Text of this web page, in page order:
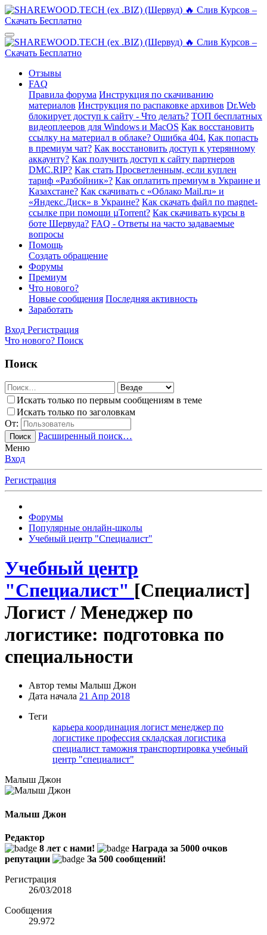
Отзывы
FAQ
Правила форума Инструкция по скачиванию
материалов Инструкция по распаковке архивов Dr.Web
блокирует доступ к сайту - Что делать? ТОП бесплатных
видеоплееров для Windows и MacOS Как восстановить
ссылку на материал в облаке? Ошибка 404. Как попасть
в премиум чат? Как восстановить доступ к утерянному
аккаунту? Как получить доступ к сайту партнеров
DMC.RIP? Как стать Просветленным, если куплен
тариф «Разбойник»? Как оплатить премиум в Украине и
Казахстане? Как скачивать с «Облако Mail.ru» и
«Яндекс.Диск» в Украине? Как скачать файл по magnet-
ссылке при помощи µTorrent? Как скачивать курсы в
боте Шервуда? FAQ - Ответы на часто задаваемые
вопросы
Помощь
Создать обращение
Форумы
Премиум
Что нового?
Новые сообщения Последняя активность
Заработать
Вход Регистрация
Что нового? Поиск
Поиск
Искать только по первым сообщениям в теме
Искать только по заголовкам
От:
Поиск
Расширенный поиск…
Меню
Вход
Регистрация
Форумы
Популярные онлайн-школы
Учебный центр "Специалист"
Учебный центр
"Специалист" [Специалист]
Логист / Менеджер по
логистике: подготовка по
специальности
Автор темы Малыш Джон
Дата начала 21 Апр 2018
Теги
карьера координация логист менеджер по
логистике профессия складская логистика
специалист таможня транспортировка учебный
центр "специалист"
Малыш Джон
Малыш Джон
Редактор
8 лет с нами!
Награда за 5000 очков
репутации
За 500 сообщений!
Регистрация
26/03/2018
Сообщения
29.972